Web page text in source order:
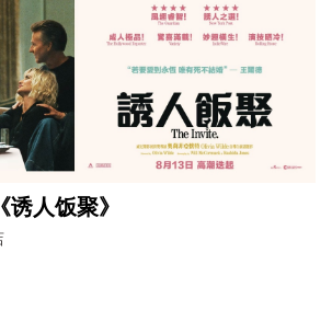
人饭聚》